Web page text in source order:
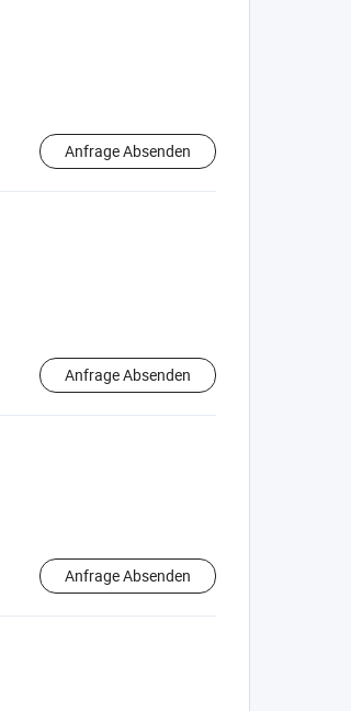
Anfrage Absenden
Anfrage Absenden
Anfrage Absenden